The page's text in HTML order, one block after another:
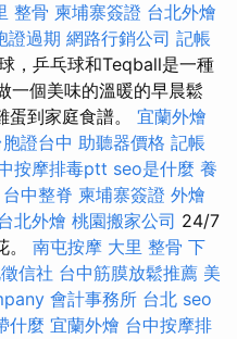
整骨 柬埔寨簽證 台北外燴
證過期 網路行銷公司 記帳
，乒乓球和Teqball是一種
一個美味的溫暖的早晨鬆
到家庭食譜。 宜蘭外燴
胞證台中 助聽器價格 記帳
按摩排毒ptt seo是什麼 養
台中整脊 柬埔寨簽證 外燴
北外燴 桃園搬家公司 24/7
。 南屯按摩 大里 整骨 下
信社 台中筋膜放鬆推薦 美
會計事務所 台北 seo
什麼 宜蘭外燴 台中按摩排